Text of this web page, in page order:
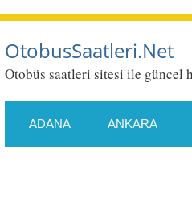
OtobusSaatleri.Net
Otobüs saatleri sitesi ile güncel
ADANA ANKARA